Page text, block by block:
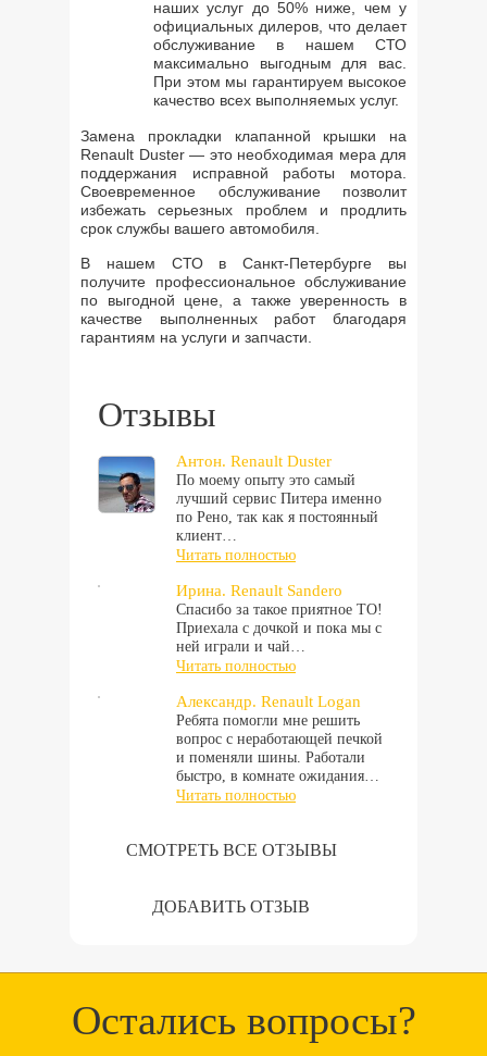
наших услуг до 50% ниже, чем у
официальных дилеров, что делает
обслуживание в нашем СТО
максимально выгодным для вас.
При этом мы гарантируем высокое
качество всех выполняемых услуг.
Замена прокладки клапанной крышки на
Renault Duster — это необходимая мера для
поддержания исправной работы мотора.
Своевременное обслуживание позволит
избежать серьезных проблем и продлить
срок службы вашего автомобиля.
В нашем СТО в Санкт-Петербурге вы
получите профессиональное обслуживание
по выгодной цене, а также уверенность в
качестве выполненных работ благодаря
гарантиям на услуги и запчасти.
Отзывы
Антон. Renault Duster
По моему опыту это самый
лучший сервис Питера именно
по Рено, так как я постоянный
клиент…
Читать полностью
Ирина. Renault Sandero
Спасибо за такое приятное ТО!
Приехала с дочкой и пока мы с
ней играли и чай…
Читать полностью
Александр. Renault Logan
Ребята помогли мне решить
вопрос с неработающей печкой
и поменяли шины. Работали
быстро, в комнате ожидания…
Читать полностью
СМОТРЕТЬ ВСЕ ОТЗЫВЫ
ДОБАВИТЬ ОТЗЫВ
Остались вопросы?